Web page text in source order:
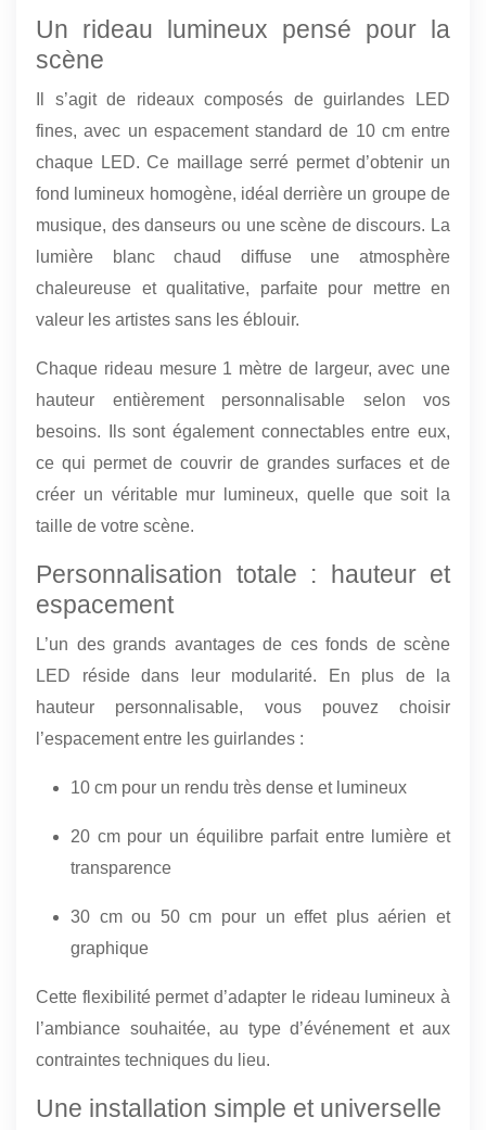
Un rideau lumineux pensé pour la
scène
Il s’agit de rideaux composés de guirlandes LED
fines, avec un espacement standard de 10 cm entre
chaque LED. Ce maillage serré permet d’obtenir un
fond lumineux homogène, idéal derrière un groupe de
musique, des danseurs ou une scène de discours. La
lumière blanc chaud diffuse une atmosphère
chaleureuse et qualitative, parfaite pour mettre en
valeur les artistes sans les éblouir.
Chaque rideau mesure 1 mètre de largeur, avec une
hauteur entièrement personnalisable selon vos
besoins. Ils sont également connectables entre eux,
ce qui permet de couvrir de grandes surfaces et de
créer un véritable mur lumineux, quelle que soit la
taille de votre scène.
Personnalisation totale : hauteur et
espacement
L’un des grands avantages de ces fonds de scène
LED réside dans leur modularité. En plus de la
hauteur personnalisable, vous pouvez choisir
l’espacement entre les guirlandes :
10 cm pour un rendu très dense et lumineux
20 cm pour un équilibre parfait entre lumière et
transparence
30 cm ou 50 cm pour un effet plus aérien et
graphique
Cette flexibilité permet d’adapter le rideau lumineux à
l’ambiance souhaitée, au type d’événement et aux
contraintes techniques du lieu.
Une installation simple et universelle